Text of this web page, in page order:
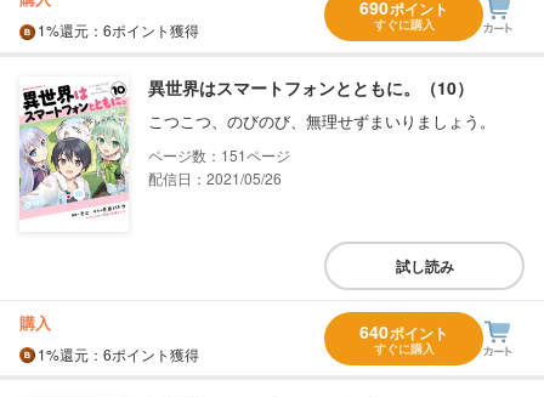
1%還元 ：6ポイント獲得
690ポイント
すぐに購入
異世界はスマートフォンとともに。（10）
こつこつ、のびのび、無理せずまいりましょう。
151
配信日：2021/05/26
試し読み
購入
1%還元 ：6ポイント獲得
640ポイント
すぐに購入